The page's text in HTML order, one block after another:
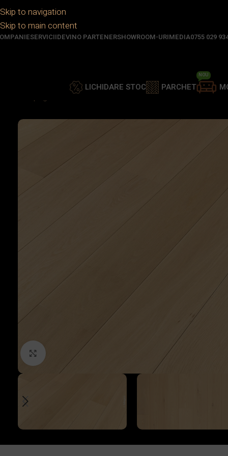
Skip to navigation
Skip to main content
SERVICIIDEVINO PARTENERSHOWROOM-URIMEDIA0755 029
LICHIDARE STOC PARCHET
NOU
Prima pagină Parchet Parchet lemn stratificat PK – 15/
Click to enlarge